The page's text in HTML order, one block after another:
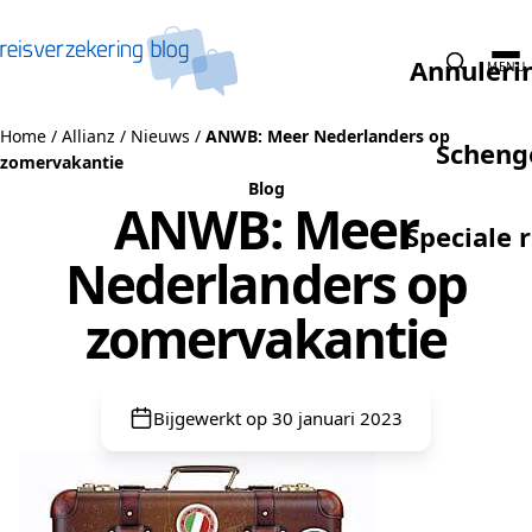
Speciale
MENU
Home / Allianz / Nieuws / ANWB: Meer Nederlanders op
zomervakantie
Blog
ANWB: Meer
Nederlanders op
zomervakantie
Bijgewerkt op 30 januari 2023